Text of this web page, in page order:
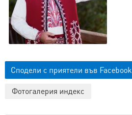
Сподели с приятели във Facebook
Фотогалерия индекс